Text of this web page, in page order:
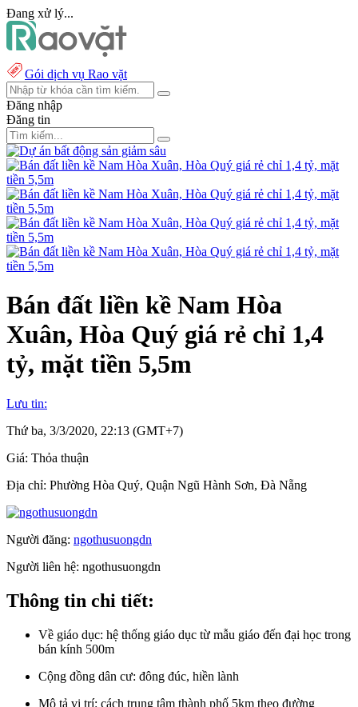
Đang xử lý...
Gói dịch vụ Rao vặt
Đăng nhập
Đăng tin
Bán đất liền kề Nam Hòa
Xuân, Hòa Quý giá rẻ chỉ 1,4
tỷ, mặt tiền 5,5m
Lưu tin:
Thứ ba, 3/3/2020, 22:13 (GMT+7)
Giá: Thỏa thuận
Địa chỉ: Phường Hòa Quý, Quận Ngũ Hành Sơn, Đà Nẵng
Người đăng: ngothusuongdn
Người liên hệ: ngothusuongdn
Thông tin chi tiết:
Về giáo dục: hệ thống giáo dục từ mẫu giáo đến đại học trong
bán kính 500m
Cộng đồng dân cư: đông đúc, hiền lành
Mô tả vị trí: cách trung tâm thành phố 5km theo đường